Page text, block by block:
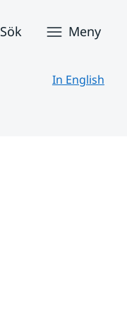
Sök Meny
In English